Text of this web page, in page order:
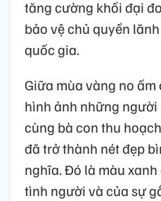
tăng cường khối đại
bảo vệ chủ quyền
quốc gia.
Giữa mùa vàng no
hình ảnh những người
cùng bà con thu
đã trở thành nét đẹp
nghĩa. Đó là màu
tình người và của sự